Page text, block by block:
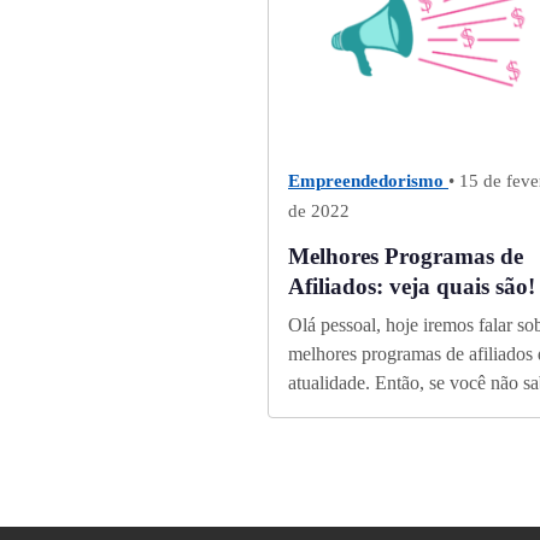
Empreendedorismo • 15 de
de 2022
Melhores Programas de
Afiliados: veja quais são!
Olá pessoal, hoje iremos falar
melhores programas de afiliados
atualidade. Então, se você não